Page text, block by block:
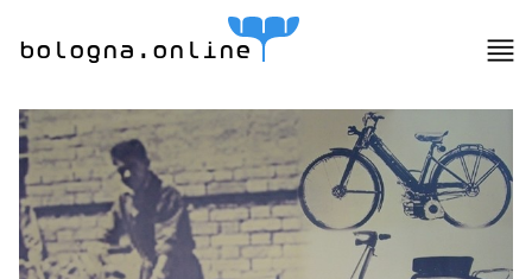
bologna.online